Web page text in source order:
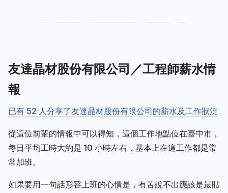
友達晶材股份有限公司／工程師薪水情
報
已有 52 人分享了友達晶材股份有限公司的薪水及工作狀況
從這位前輩的情報中可以得知，這個工作地點位在臺中市，
每日平均工時大約是 10 小時左右，基本上在這工作都是常
常加班。
如果要用一句話形容上班的心情是，有苦說不出應該是最貼